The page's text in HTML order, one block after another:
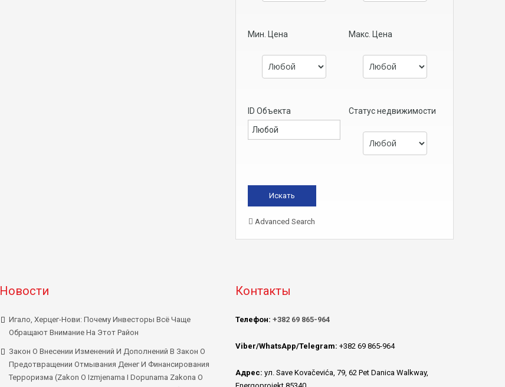
Мин. Цена Макс. Цена
ID Объекта Статус недвижимости
Advanced Search
Новости
Игало, Херцег-Нови: Почему Инвесторы Всё Чаще
Обращают Внимание На Этот Район
Закон О Внесении Изменений И Дополнений В Закон О
Предотвращении Отмывания Денег И Финансирования
Терроризма (Zakon O Izmjenama I Dopunama Zakona O
Контакты
Телефон: +382 69 865-964
Viber/WhatsApp/Telegram: +382 69 865-964
Адрес: ул. Save Kovačevića, 79, 62 Pet Danica Walkway,